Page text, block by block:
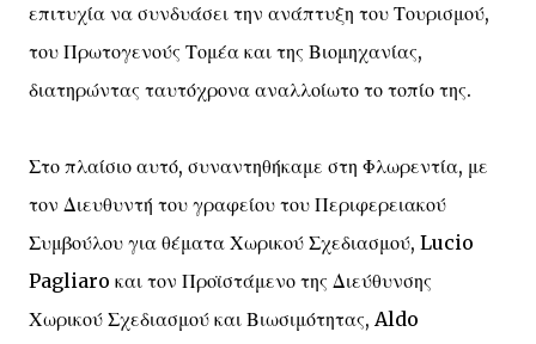
επιτυχία να συνδυάσει την ανάπτυξη του Τουρισμού,
του Πρωτογενούς Τομέα και της Βιομηχανίας,
διατηρώντας ταυτόχρονα αναλλοίωτο το τοπίο της.
Στο πλαίσιο αυτό, συναντηθήκαμε στη Φλωρεντία, με
τον Διευθυντή του γραφείου του Περιφερειακού
Συμβούλου για θέματα Χωρικού Σχεδιασμού, Lucio
Pagliaro και τον Προϊστάμενο της Διεύθυνσης
Χωρικού Σχεδιασμού και Βιωσιμότητας, Aldo